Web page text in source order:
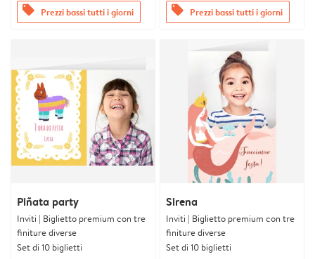
offers Prezzi bassi tutti i giorni offers Prezzi bassi tutti i giorni
Piñata party
Inviti | Biglietto premium con tre
finiture diverse
Set di 10 biglietti
Sirena
Inviti | Biglietto premium con tre
finiture diverse
Set di 10 biglietti